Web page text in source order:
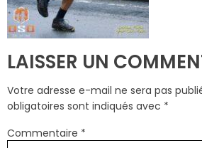
LAISSER UN
Votre adresse e-mail ne sera pas
obligatoires sont indiqués avec *
Commentaire *